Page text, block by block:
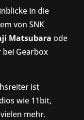
in die
von SNK
Matsubara ode
bei Gearbox
ist
wie 11bit,
mehr.